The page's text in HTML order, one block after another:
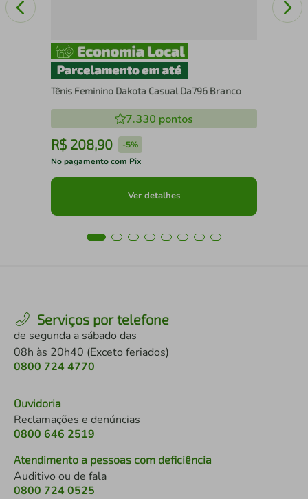
Tênis Feminino Dakota Casual Da796 Branco
7.330 pontos
R$ 208,90 -5%
No pagamento com Pix
Ver detalhes
Serviços por telefone
de segunda a sábado das
08h às 20h40 (Exceto feriados)
0800 724 4770
Ouvidoria
Reclamações e denúncias
0800 646 2519
Atendimento a pessoas com deficiência
Auditivo ou de fala
0800 724 0525